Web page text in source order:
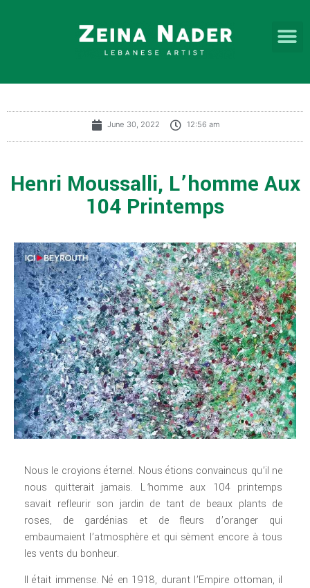
June 30, 2022 12:56 am
Henri Moussalli, L’homme Aux
104 Printemps
Nous le croyions éternel. Nous étions convaincus qu’il ne
nous quitterait jamais. L‘homme aux 104 printemps
savait refleurir son jardin de tant de beaux plants de
roses, de gardénias et de fleurs d’oranger qui
embaumaient l’atmosphère et qui sèment encore à tous
les vents du bonheur.
Il était immense. Né en 1918, durant l’Empire ottoman, il